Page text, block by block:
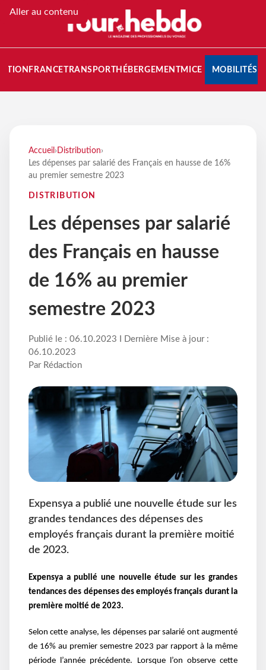
Aller au contenu
FRANCETRANSPORT HÉBERGEMENTMICE MOBILITÉS
Accueil › Distribution›
Les dépenses par salarié des Français en hausse de 16%
au premier semestre 2023
DISTRIBUTION
Les dépenses par salarié
des Français en hausse
de 16% au premier
semestre 2023
Publié le : 06.10.2023 I Dernière Mise à jour :
06.10.2023
Par Rédaction
Expensya a publié une nouvelle étude sur les
grandes tendances des dépenses des
employés français durant la première moitié
de 2023.
Expensya a publié une nouvelle étude sur les grandes
tendances des dépenses des employés français durant la
première moitié de 2023.
Selon cette analyse, les dépenses par salarié ont augmenté
de 16% au premier semestre 2023 par rapport à la même
période l’année précédente. Lorsque l’on observe cette